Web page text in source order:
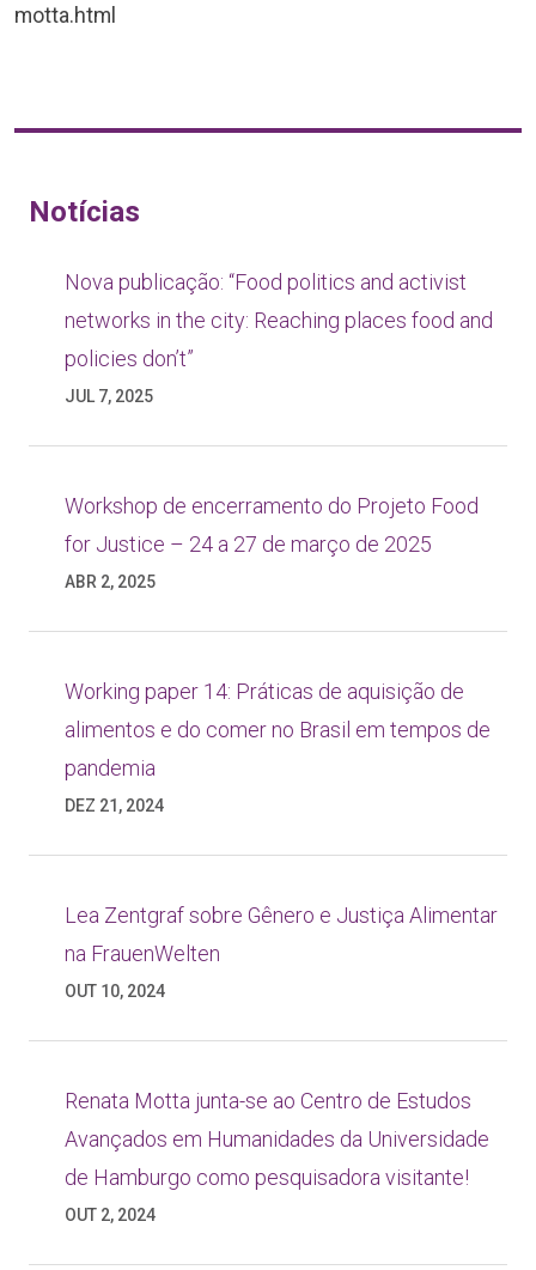
motta.html
Notícias
Nova publicação: “Food politics and activist
networks in the city: Reaching places food and
policies don’t”
JUL 7, 2025
Workshop de encerramento do Projeto Food
for Justice – 24 a 27 de março de 2025
ABR 2, 2025
Working paper 14: Práticas de aquisição de
alimentos e do comer no Brasil em tempos de
pandemia
DEZ 21, 2024
Lea Zentgraf sobre Gênero e Justiça Alimentar
na FrauenWelten
OUT 10, 2024
Renata Motta junta-se ao Centro de Estudos
Avançados em Humanidades da Universidade
de Hamburgo como pesquisadora visitante!
OUT 2, 2024